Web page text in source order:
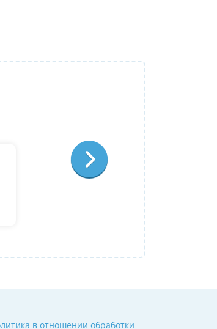
Ольга Александровна
У дочери есть желание поступить в it
олимпиадеого уровня 7 и 8 класс за
9. Искали посильнее преподавателя
Ольгой Александровне! Спасибо!
в отношении обработки